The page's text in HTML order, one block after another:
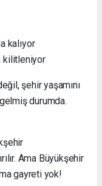
kalıyor
kilitleniyor
şehir yaşamını
durumda.
Ama Büyükşehir
gayreti yok!